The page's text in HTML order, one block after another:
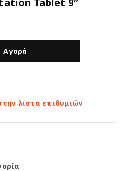
Tablet 9″
Αγορά
λίστα επιθυμιών